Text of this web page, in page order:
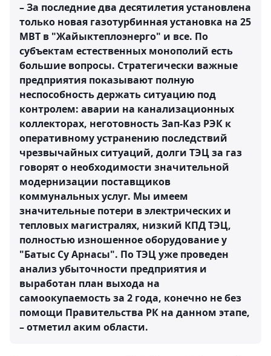
– За последние два десятилетия установлена
только новая газотурбинная установка на 25
МВТ в "Жайыктеплоэнерго" и все. По
субъектам естественных монополий есть
большие вопросы. Стратегически важные
предприятия показывают полную
неспособность держать ситуацию под
контролем: аварии на канализационных
коллекторах, неготовность Зап-Каз РЭК к
оперативному устранению последствий
чрезвычайных ситуаций, долги ТЭЦ за газ
говорят о необходимости значительной
модернизации поставщиков
коммунальных услуг. Мы имеем
значительные потери в электрических и
тепловых магистралях, низкий КПД ТЭЦ,
полностью изношенное оборудование у
"Батыс Су Арнасы". По ТЭЦ уже проведен
анализ убыточности предприятия и
выработан план выхода на
самоокупаемость за 2 года, конечно не без
помощи Правительства РК на данном этапе,
– отметил аким области.